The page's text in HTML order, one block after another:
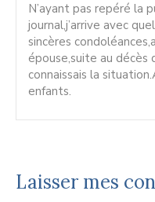
N’ayant pas repéré la
journal,j’arrive avec
sincères
épouse,suite au
connaissais la
enfants.
Laisser mes